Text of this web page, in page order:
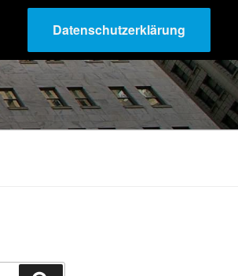
Datenschutzerklärung